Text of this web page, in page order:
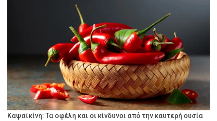
Καψαϊκίνη: Τα οφέλη και οι κίνδυνοι από την καυτερή ουσία